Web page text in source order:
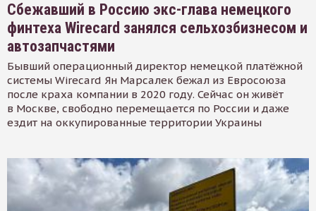
Сбежавший в Россию экс-глава немецкого
финтеха Wirecard занялся сельхозбизнесом и
автозапчастями
Бывший операционный директор немецкой платёжной
системы Wirecard Ян Марсалек бежал из Евросоюза
после краха компании в 2020 году. Сейчас он живёт
в Москве, свободно перемещается по России и даже
ездит на оккупированные территории Украины